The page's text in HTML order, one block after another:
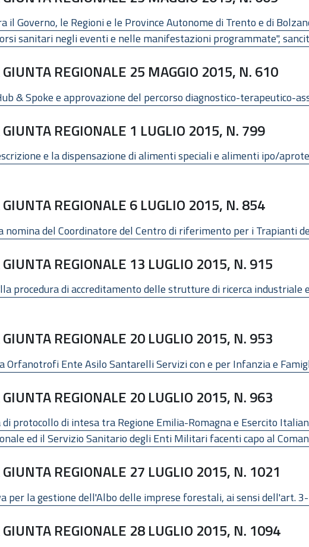
il Governo, le Regioni e le Province Autonome di Trento e di
sanitari negli eventi e nelle manifestazioni programmate",
REGIONALE 25 MAGGIO 2015, N. 610
& Spoke e approvazione del percorso diagnostico-terapeutico-
REGIONALE 1 LUGLIO 2015, N. 799
e la dispensazione di alimenti speciali e alimenti ipo/
REGIONALE 6 LUGLIO 2015, N. 854
del Coordinatore del Centro di riferimento per i Trapianti
REGIONALE 13 LUGLIO 2015, N. 915
procedura di accreditamento delle strutture di ricerca
REGIONALE 20 LUGLIO 2015, N. 953
Orfanotrofi Ente Asilo Santarelli Servizi con e per Infanzia e
REGIONALE 20 LUGLIO 2015, N. 963
protocollo di intesa tra Regione Emilia-Romagna e Esercito
ed il Servizio Sanitario degli Enti Militari facenti capo al
REGIONALE 27 LUGLIO 2015, N. 1021
per la gestione dell'Albo delle imprese forestali, ai sensi dell'art.
REGIONALE 28 LUGLIO 2015, N. 1094